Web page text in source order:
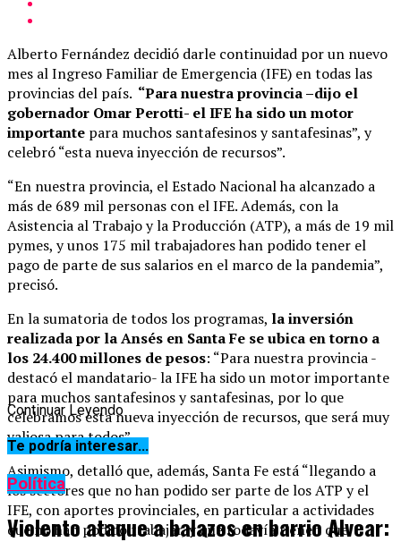
Alberto Fernández decidió darle continuidad por un nuevo
mes al Ingreso Familiar de Emergencia (IFE) en todas las
provincias del país. “Para nuestra provincia –dijo el
gobernador Omar Perotti- el IFE ha sido un motor
importante para muchos santafesinos y santafesinas”, y
celebró “esta nueva inyección de recursos”.
“En nuestra provincia, el Estado Nacional ha alcanzado a
más de 689 mil personas con el IFE. Además, con la
Asistencia al Trabajo y la Producción (ATP), a más de 19 mil
pymes, y unos 175 mil trabajadores han podido tener el
pago de parte de sus salarios en el marco de la pandemia”,
precisó.
En la sumatoria de todos los programas, la inversión
realizada por la Ansés en Santa Fe se ubica en torno a
los 24.400 millones de pesos: “Para nuestra provincia -
destacó el mandatario- la IFE ha sido un motor importante
para muchos santafesinos y santafesinas, por lo que
celebramos esta nueva inyección de recursos, que será muy
valiosa para todos”.
Asimismo, detalló que, además, Santa Fe está “llegando a
los sectores que no han podido ser parte de los ATP y el
IFE, con aportes provinciales, en particular a actividades
que no han podido trabajar, y que todavía tienen que
Continuar Leyendo
Te podría interesar...
Política
Violento ataque a balazos en barrio Alvear: